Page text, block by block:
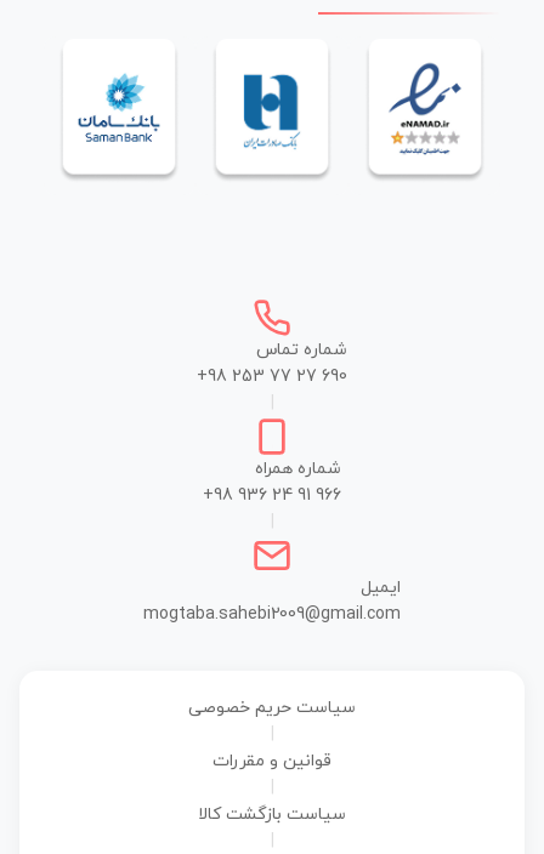
شماره تماس
+98 253 77 27 690
شماره همراه
+98 936 24 91 966
ایمیل
mogtaba.sahebi2009@gmail.com
سیاست حریم خصوصی
قوانین و مقررات
سیاست بازگشت کالا